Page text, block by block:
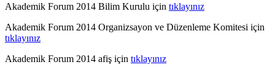
Akademik Forum 2014 Bilim Kurulu için tıklayınız
Akademik Forum 2014 Organizsayon ve Düzenleme Komitesi için
tıklayınız
Akademik Forum 2014 afiş için tıklayınız